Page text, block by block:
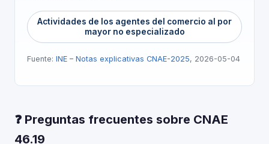
Actividades de los agentes del comercio al por
mayor no especializado
Fuente: INE – Notas explicativas CNAE-2025, 2026-05-04
❓ Preguntas frecuentes sobre CNAE
46.19